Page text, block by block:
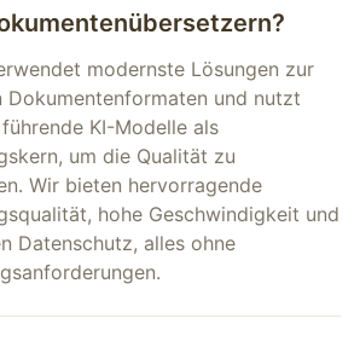
modernste Lösungen zur
Dokumentenformaten und nutzt
KI-Modelle als
um die Qualität zu
Wir bieten hervorragende
hohe Geschwindigkeit und
Datenschutz, alles ohne